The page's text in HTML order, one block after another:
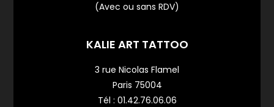
(Avec ou sans RDV)
KALIE ART TATTOO
3 rue Nicolas Flamel
Paris 75004
Tél : 01.42.76.06.06